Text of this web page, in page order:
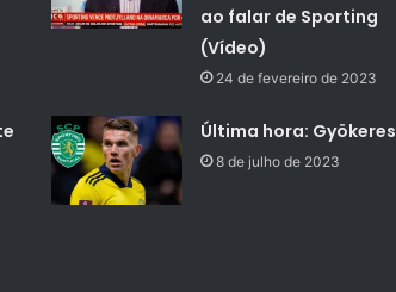
ao falar de Sporting
(Vídeo)
24 de fevereiro de 2023
Última hora: Gyökeres
8 de julho de 2023